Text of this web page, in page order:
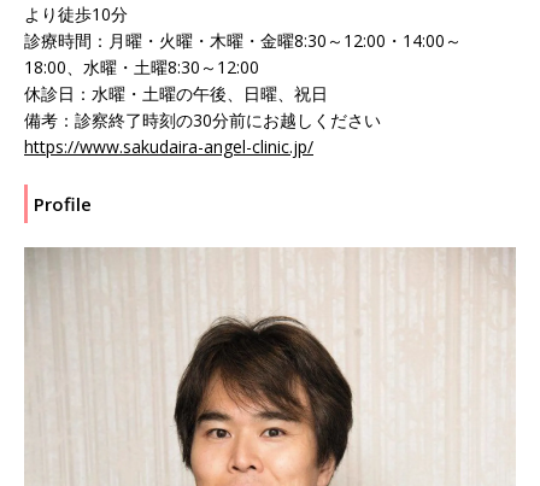
より徒歩10分
診療時間：月曜・火曜・木曜・金曜8:30～12:00・14:00～
18:00、水曜・土曜8:30～12:00
休診日：水曜・土曜の午後、日曜、祝日
備考：診察終了時刻の30分前にお越しください
https://www.sakudaira-angel-clinic.jp/
Profile